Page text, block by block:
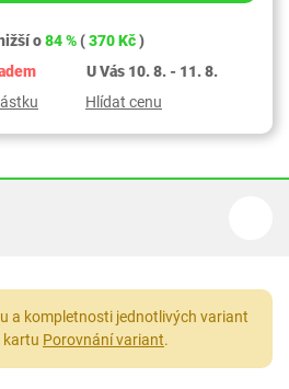
o84 %(370 Kč)
U Vás 10. 8. - 11. 8.
Hlídat cenu
a kompletnosti jednotlivých variant
kartu Porovnání variant.